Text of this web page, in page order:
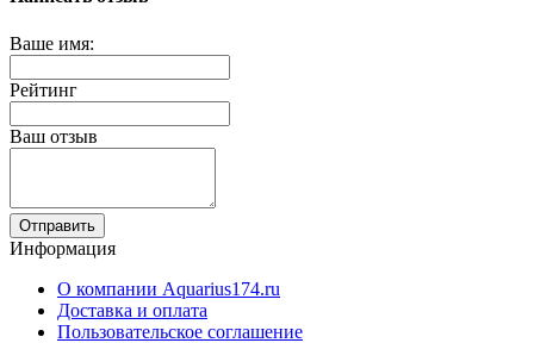
Ваше имя:
Рейтинг
Ваш отзыв
Отправить
Информация
О компании Aquarius174.ru
Доставка и оплата
Пользовательское соглашение